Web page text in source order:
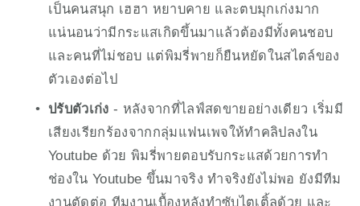
เป็นคนสนุก เฮฮา หยาบคาย และตบมุกเก่งมาก
แน่นอนว่ามีกระแสเกิดขึ้นมาแล้วต้องมีทั้งคนชอบ
และคนที่ไม่ชอบ แต่พิมรี่พายก็ยืนหยัดในสไตล์ของ
ตัวเองต่อไป
ปรับตัวเก่ง - หลังจากที่ไลฟ์สดขายอย่างเดียว เริ่มมี
เสียงเรียกร้องจากกลุ่มแฟนเพจให้ทำคลิปลงใน
Youtube ด้วย พิมรี่พายตอบรับกระแสด้วยการทำ
ช่องใน Youtube ขึ้นมาจริง ทำจริงยังไม่พอ ยังมีทีม
งานตัดต่อ ทีมงานเบื้องหลังทำซับไตเติ้ลด้วย และ